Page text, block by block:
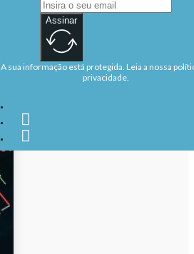
Assinar
A sua informação está protegida. Leia a nossa
privacidade.